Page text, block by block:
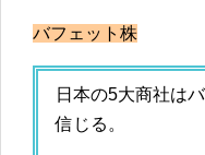
バフェット株
日本の5大商社は
信じる。